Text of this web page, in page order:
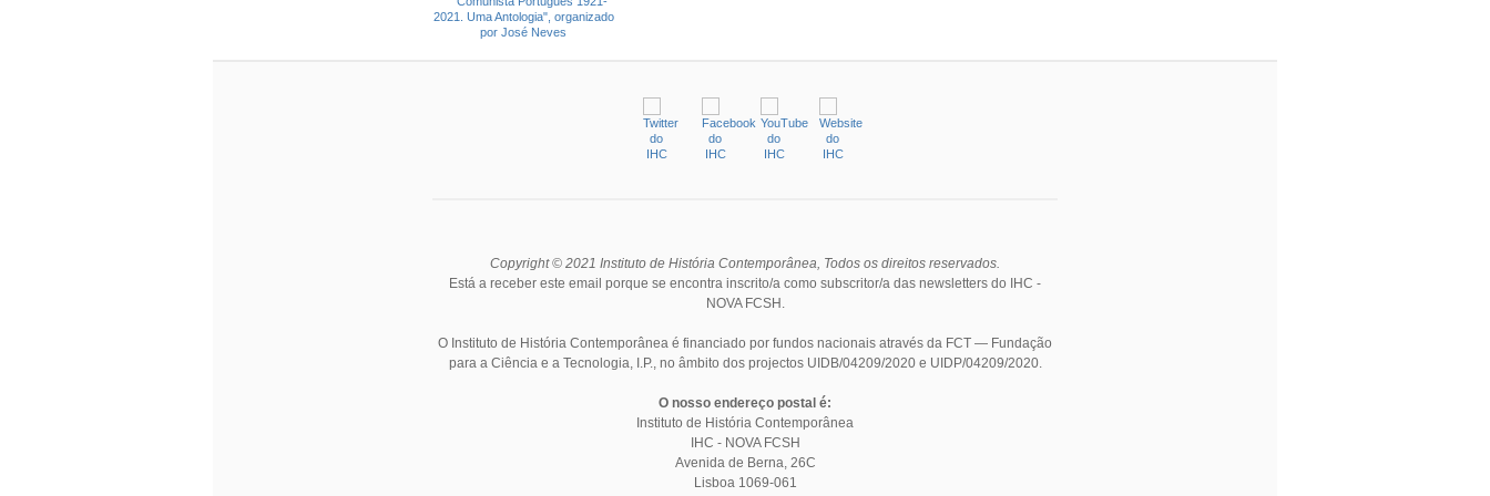
Copyright © 2021 Instituto de História Contemporânea, Todos os direitos reservados.
Está a receber este email porque se encontra inscrito/a como subscritor/a das newsletters do IHC -
NOVA FCSH.
O Instituto de História Contemporânea é financiado por fundos nacionais através da FCT — Fundação
para a Ciência e a Tecnologia, I.P., no âmbito dos projectos UIDB/04209/2020 e UIDP/04209/2020.
O nosso endereço postal é:
Instituto de História Contemporânea
IHC - NOVA FCSH
Avenida de Berna, 26C
Lisboa 1069-061